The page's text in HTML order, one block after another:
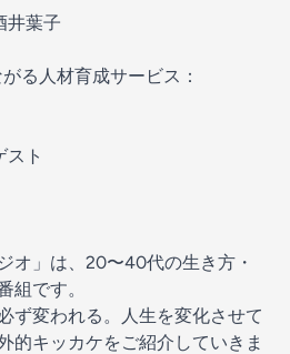
井葉子
る人材育成サービス：
スト
オ」は、20〜40代の生き方・
組です。
ず変われる。人生を変化させて
的キッカケをご紹介していきま